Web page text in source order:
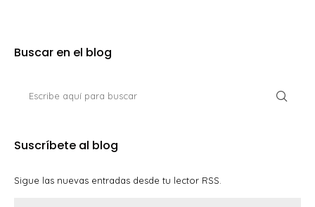
Buscar en el blog
Suscríbete al blog
Sigue las nuevas entradas desde tu lector RSS.